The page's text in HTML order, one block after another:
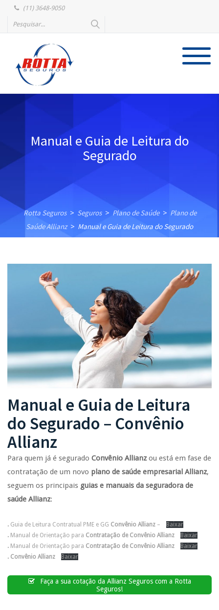
(11) 3648-9050
Manual e Guia de Leitura do
Segurado
Rotta Seguros > Seguros > Plano de Saúde > Plano de
Saúde Allianz > Manual e Guia de Leitura do Segurado
Manual e Guia de Leitura
do Segurado – Convênio
Allianz
Para quem já é segurado Convênio Allianzou está em fase de
contratação de um novo plano de saúde empresarial Allianz,
seguem os principais guias e manuais da seguradora de
saúde Allianz:
. Guia de Leitura Contratual PME e GG Convênio Allianz –
Baixar
. Manual de Orientação para Contratação de Convênio Allianz
Baixar
. Manual de Orientação para Contratação de Convênio Allianz
Baixar
. Convênio Allianz Baixar
Faça a sua cotação da Allianz Seguros com a Rotta
Seguros!